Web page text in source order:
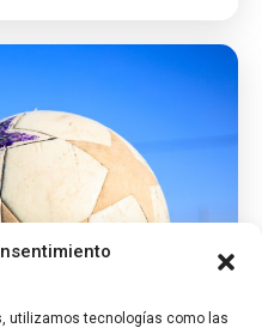
utilizamos tecnologías como las